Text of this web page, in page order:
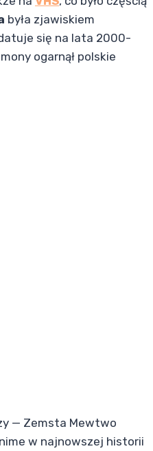
była zjawiskiem
się na lata 2000-
ogarnął polskie
— Zemsta Mewtwo
w najnowszej historii